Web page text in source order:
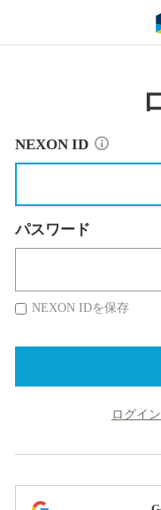
NEXON ID
パスワード
NEXON IDを保存
ログイ